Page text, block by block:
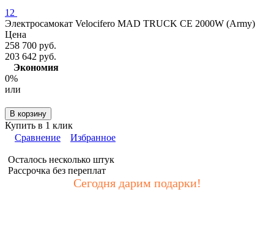
12
Электросамокат Velocifero MAD TRUCK CE 2000W (Army)
Цена
258 700 руб.
203 642 руб.
Экономия
0%
или
В корзину
Купить в 1 клик
Сравнение
Избранное
Осталось несколько штук
Рассрочка без переплат
Сегодня дарим подарки!